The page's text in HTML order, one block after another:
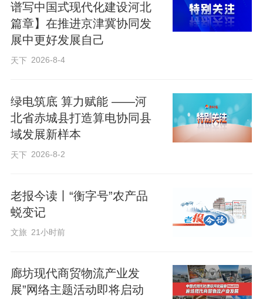
达成合作意向25项，签订协议7项。全力服
务县域科技创新，2024年廊坊市县域科技
创新能力监测评价平均得分85.9分，高于
聚焦资金支持建设高富集资金链。积极争
取上级资金支持，2024年以来廊坊市争取
活力、增强创新能力提供有力支持。积极
开展多样化科技金融服务活动，会同河北
省科技厅、人行廊坊分行相继组织了“科冀
银企专题对接会等对接交流活动，畅通银
企对接渠道，解决科技型中小企业融资难
谱写中国式现代化建设河北
篇章】在推进京津冀协同发
展中更好发展自己
天下 2026-8-4
绿电筑底 算力赋能 ——河
北省赤城县打造算电协同县
域发展新样本
天下 2026-8-2
老报今读丨“衡字号”农产品
蜕变记
文旅 21小时前
廊坊现代商贸物流产业发
展”网络主题活动即将启动